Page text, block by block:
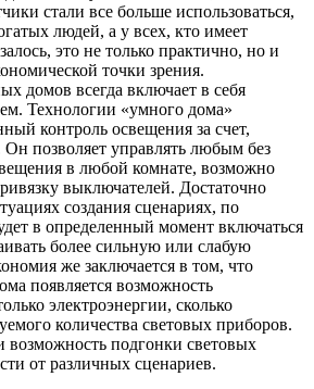
стали все больше использоваться,
людей, а у всех, кто имеет
это не только практично, но и
точки зрения.
домов всегда включает в себя
Технологии «умного дома»
контроль освещения за счет,
позволяет управлять любым без
в любой комнате, возможно
выключателей. Достаточно
создания сценариях, по
в определенный момент включаться
более сильную или слабую
же заключается в том, что
появляется возможность
электроэнергии, сколько
количества световых приборов.
подгонки световых
от различных сценариев.